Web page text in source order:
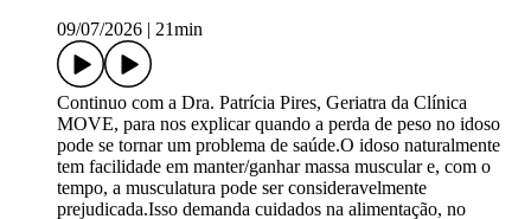
09/07/2026 | 21min
Continuo com a Dra. Patrícia Pires, Geriatra da Clínica
MOVE, para nos explicar quando a perda de peso no idoso
pode se tornar um problema de saúde.O idoso naturalmente
tem facilidade em manter/ganhar massa muscular e, com o
tempo, a musculatura pode ser consideravelmente
prejudicada.Isso demanda cuidados na alimentação, no